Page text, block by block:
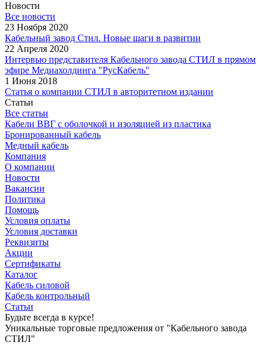
Новости
Все новости
23 Ноября 2020
Кабельный завод Стил. Новые шаги в развитии
22 Апреля 2020
Интервью представителя Кабельного завода СТИЛ в прямом
эфире Медиахолдинга "РусКабель"
1 Июня 2018
Статья о компании СТИЛ в авторитетном издании
Статьи
Все статьи
Кабели ВВГ с оболочкой и изоляцией из пластика
Бронированный кабель
Медный кабель
Компания
О компании
Новости
Вакансии
Политика
Помощь
Условия оплаты
Условия доставки
Реквизиты
Акции
Сертификаты
Каталог
Кабель силовой
Кабель контрольный
Статьи
Будьте всегда в курсе!
Уникальные торговые предложения от "Кабельного завода
СТИЛ"